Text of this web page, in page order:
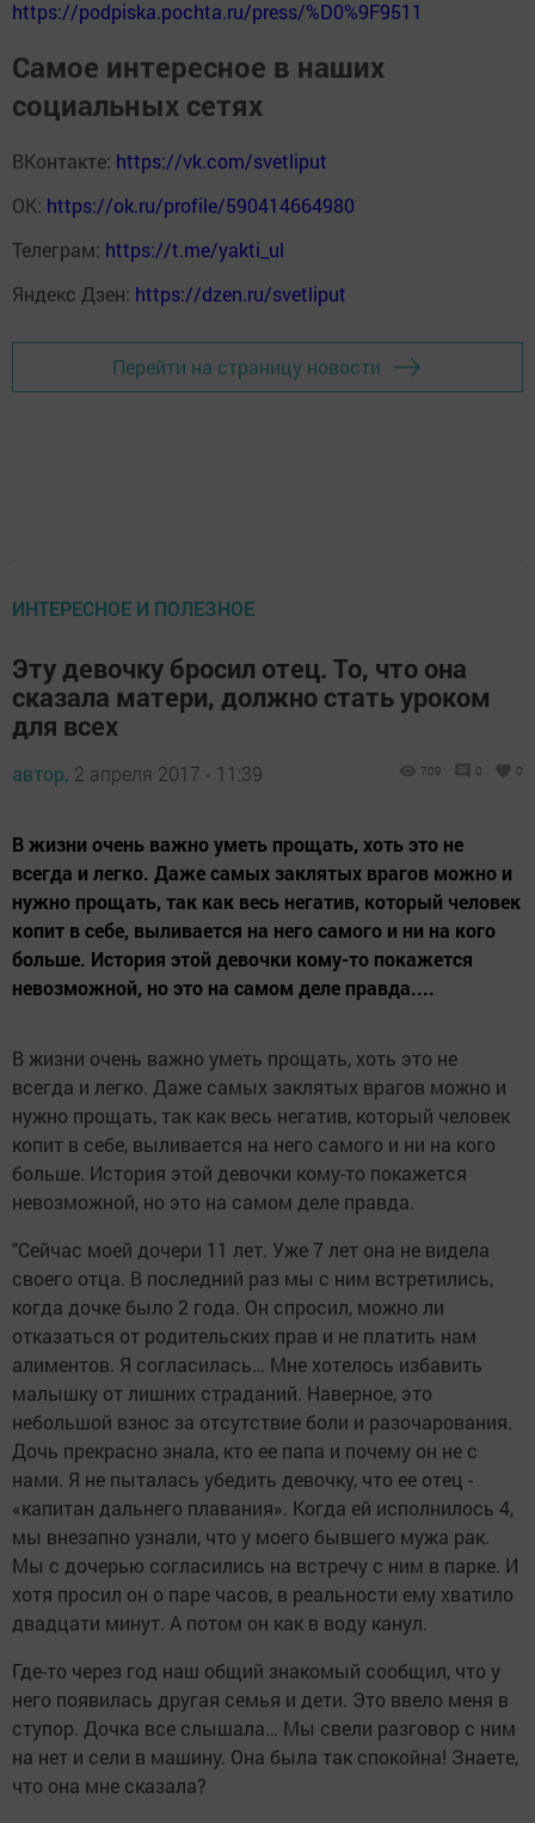
https://podpiska.pochta.ru/press/%D0%9F9511
Самое интересное в наших
социальных сетях
ВКонтакте: https://vk.com/svetliput
ОК: https://ok.ru/profile/590414664980
Телеграм: https://t.me/yakti_ul
Яндекс Дзен: https://dzen.ru/svetliput
Перейти на страницу новости
ИНТЕРЕСНОЕ И ПОЛЕЗНОЕ
Эту девочку бросил отец. То, что она
сказала матери, должно стать уроком
для всех
автор, 2 апреля 2017 - 11:39 709 0 0
В жизни очень важно уметь прощать, хоть это не
всегда и легко. Даже самых заклятых врагов можно и
нужно прощать, так как весь негатив, который человек
копит в себе, выливается на него самого и ни на кого
больше. История этой девочки кому-то покажется
невозможной, но это на самом деле правда....
В жизни очень важно уметь прощать, хоть это не
всегда и легко. Даже самых заклятых врагов можно и
нужно прощать, так как весь негатив, который человек
копит в себе, выливается на него самого и ни на кого
больше. История этой девочки кому-то покажется
невозможной, но это на самом деле правда.
"Сейчас моей дочери 11 лет. Уже 7 лет она не видела
своего отца. В последний раз мы с ним встретились,
когда дочке было 2 года. Он спросил, можно ли
отказаться от родительских прав и не платить нам
алиментов. Я согласилась… Мне хотелось избавить
малышку от лишних страданий. Наверное, это
небольшой взнос за отсутствие боли и разочарования.
Дочь прекрасно знала, кто ее папа и почему он не с
нами. Я не пыталась убедить девочку, что ее отец -
«капитан дальнего плавания». Когда ей исполнилось 4,
мы внезапно узнали, что у моего бывшего мужа рак.
Мы с дочерью согласились на встречу с ним в парке. И
хотя просил он о паре часов, в реальности ему хватило
двадцати минут. А потом он как в воду канул.
Где-то через год наш общий знакомый сообщил, что у
него появилась другая семья и дети. Это ввело меня в
ступор. Дочка все слышала… Мы свели разговор с ним
на нет и сели в машину. Она была так спокойна! Знаете,
что она мне сказала?